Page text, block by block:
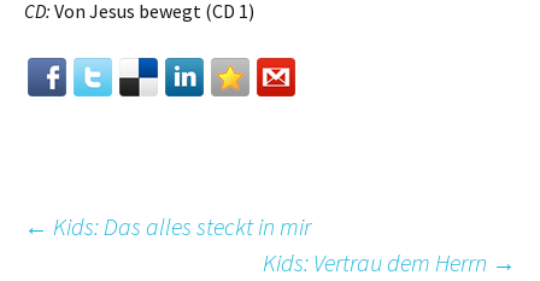
CD: Von Jesus bewegt (CD 1)
Beitrags-
← Kids: Das alles steckt in mir
Kids: Vertrau dem Herrn →